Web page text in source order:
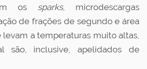
os sparks, microdescargas
de frações de segundo e área
levam a temperaturas muito altas,
são, inclusive, apelidados de